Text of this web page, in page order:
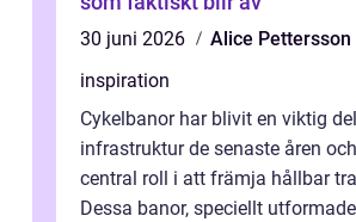
30 juni 2026
Alice Pettersson
inspiration
Cykelbanor har blivit en viktig
infrastruktur de senaste åren
central roll i att främja hållbar
Dessa banor, speciellt